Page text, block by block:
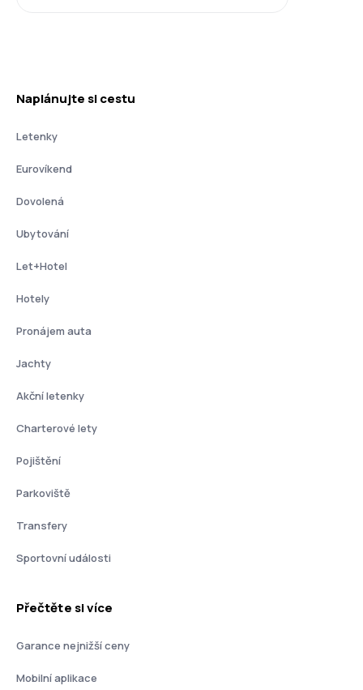
Naplánujte si cestu
Letenky
Eurovíkend
Dovolená
Ubytování
Let+Hotel
Hotely
Pronájem auta
Jachty
Akční letenky
Charterové lety
Pojištění
Parkoviště
Transfery
Sportovní události
Přečtěte si více
Garance nejnižší ceny
Mobilní aplikace